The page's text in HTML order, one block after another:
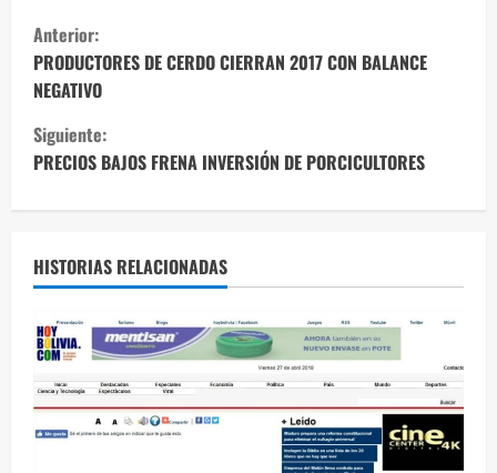
S
i
g
u
e
l
e
y
e
n
Anterior:
PRODUCTORES DE CERDO CIERRAN 2017 CON BALANCE
NEGATIVO
Siguiente:
PRECIOS BAJOS FRENA INVERSIÓN DE PORCICULTORES
HISTORIAS RELACIONADAS